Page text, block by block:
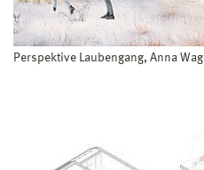
Perspektive Laubengang, Anna